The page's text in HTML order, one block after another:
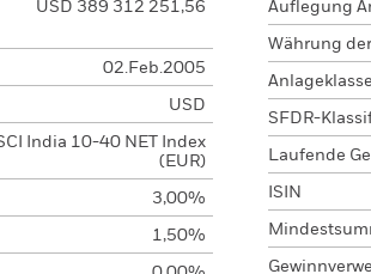
USD 389 312 251,56
02.Feb.2005
USD
India 10-40 NET Index
(EUR)
3,00%
1,50%
Auflegung
Währung
Anlageklasse
SFDR-
Laufende
ISIN